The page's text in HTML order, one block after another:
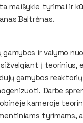
maišykle tyrimai ir
Baltrėnas.
ir valymo
į teorinius,
gamybos
Darbe
kameroje
tyrimams,